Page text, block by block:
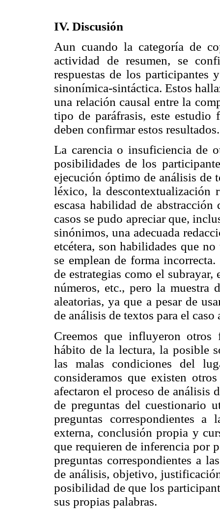
IV. Discusión
Aun cuando la categoría de
actividad de resumen, se
respuestas de los participantes
sinonímica-sintáctica. Estos
una relación causal entre la
tipo de paráfrasis, este
deben confirmar estos resultados.
La carencia o insuficiencia de
posibilidades de los
ejecución óptimo de análisis de
léxico, la descontextualización
escasa habilidad de
casos se pudo apreciar que,
sinónimos, una adecuada
etcétera, son habilidades que
se emplean de forma
de estrategias como el
números, etc., pero la muestra
aleatorias, ya que a pesar de
de análisis de textos para el
Creemos que influyeron
hábito de la lectura, la posible
las malas condiciones del
consideramos que existen
afectaron el proceso de análisis
de preguntas del cuestionario
preguntas correspondientes a
externa, conclusión propia y
que requieren de inferencia por
preguntas correspondientes a
de análisis, objetivo,
posibilidad de que los
sus propias palabras.